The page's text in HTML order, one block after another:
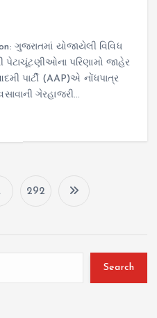
ગુજરાતમાં યોજાયેલી વિવિધ
પેટાચૂંટણીઓના પરિણામો જાહેર
પાર્ટી (AAP)એ નોંધપાત્ર
ગેરહાજરી…
292
Search